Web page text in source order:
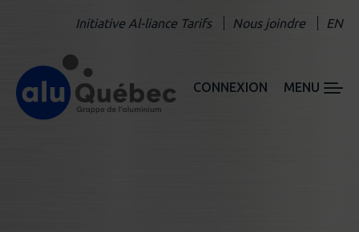
Initiative Al-liance Tarifs Nous joindre EN
CONNEXION MENU